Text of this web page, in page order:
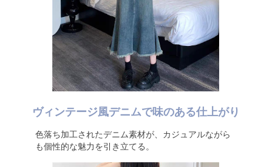
ヴィンテージ風デニムで味のある仕上がり
色落ち加工されたデニム素材が、カジュアルながら
も個性的な魅力を引き立てる。